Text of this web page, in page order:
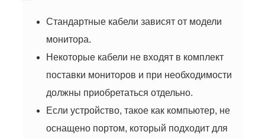
Стандартные кабели зависят от модели
монитора.
Некоторые кабели не входят в комплект
поставки мониторов и при необходимости
должны приобретаться отдельно.
Если устройство, такое как компьютер, не
оснащено портом, который подходит для